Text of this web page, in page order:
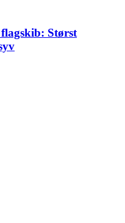
Størst